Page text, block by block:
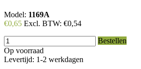
Model: 1169A
€0,65 Excl. BTW: €0,54
Bestellen
Op voorraad
Levertijd: 1-2 werkdagen